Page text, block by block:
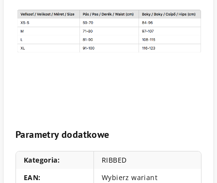
Parametry dodatkowe
Kategoria:
RIBBED
EAN:
Wybierz wariant